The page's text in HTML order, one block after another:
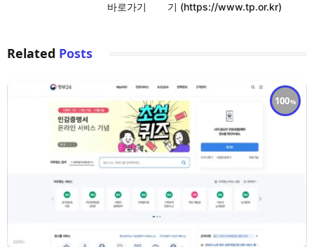
바로가기
기 (https://www.tp.or.kr)
Related Posts
100